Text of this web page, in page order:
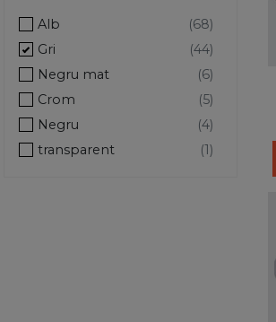
Alb
Gri
Negru mat
Crom
Negru
transparent